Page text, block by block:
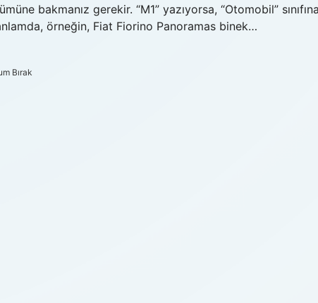
bakmanız gerekir. “M1” yazıyorsa, “Otomobil”
örneğin, Fiat Fiorino Panoramas binek…
Bırak